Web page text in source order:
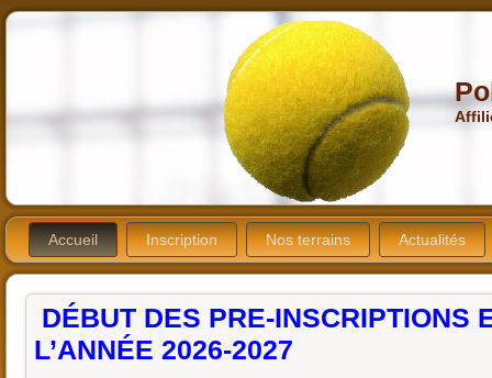
Accueil Inscription Nos terrains Actualités
DÉBUT DES PRE-INSCRIPTIONS
L’ANNÉE 2026-2027